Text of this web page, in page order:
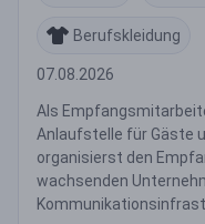
Berufskleidung
07.08.2026
Als
Anlaufstelle für Gäste
organisierst den
wachsenden